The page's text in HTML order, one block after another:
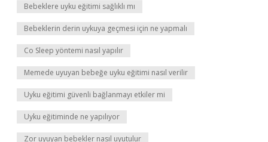
Bebeklere uyku eğitimi sağlıklı mı
Bebeklerin derin uykuya geçmesi için ne yapmalı
Co Sleep yöntemi nasıl yapılır
Memede uyuyan bebeğe uyku eğitimi nasıl verilir
Uyku eğitimi güvenli bağlanmayı etkiler mi
Uyku eğitiminde ne yapılıyor
Zor uyuyan bebekler nasıl uyutulur